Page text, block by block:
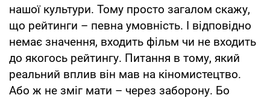
нашої культури. Тому просто загалом скажу,
що рейтинги – певна умовність. І відповідно
немає значення, входить фільм чи не входить
до якогось рейтингу. Питання в тому, який
реальний вплив він мав на кіномистецтво.
Або ж не зміг мати – через заборону. Бо